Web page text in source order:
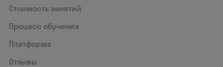
Стоимость занятий
Процесс обучения
Платформа
Отзывы